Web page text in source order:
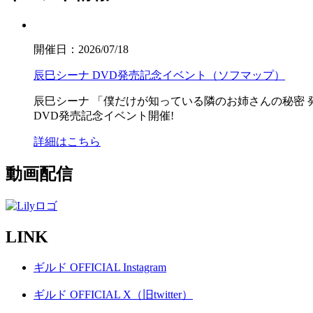
開催日：2026/07/18
辰巳シーナ DVD発売記念イベント（ソフマップ）
辰巳シーナ
「僕だけが知っている隣のお姉さんの秘密
DVD発売記念イベント開催!
詳細はこちら
動画配信
LINK
ギルド OFFICIAL Instagram
ギルド OFFICIAL X（旧twitter）